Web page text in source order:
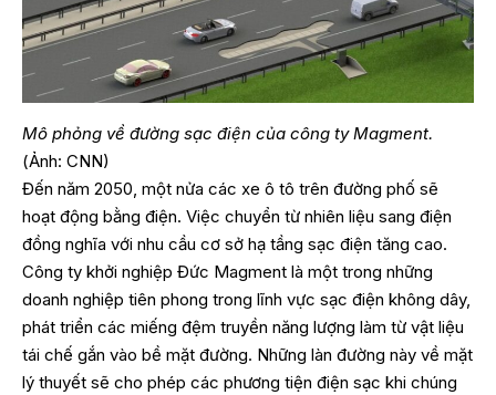
Mô phỏng về đường sạc điện của công ty Magment.
(Ảnh: CNN)
Đến năm 2050, một nửa các xe ô tô trên đường phố sẽ
hoạt động bằng điện. Việc chuyển từ nhiên liệu sang điện
đồng nghĩa với nhu cầu cơ sở hạ tầng sạc điện tăng cao.
Công ty khởi nghiệp Đức Magment là một trong những
doanh nghiệp tiên phong trong lĩnh vực sạc điện không dây,
phát triển các miếng đệm truyền năng lượng làm từ vật liệu
tái chế gắn vào bề mặt đường. Những làn đường này về mặt
lý thuyết sẽ cho phép các phương tiện điện sạc khi chúng